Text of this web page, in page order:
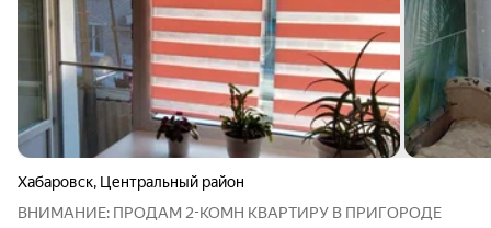
Хабаровск, Центральный район
ВНИМАНИЕ: ПРОДАМ 2-КОМН КВАРТИРУ В ПРИГОРОДЕ